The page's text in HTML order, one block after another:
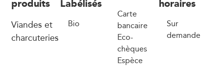
Viandes et
charcuteries
Bio
Carte
bancaire
Eco-
chèques
Espèce
Sur
demande